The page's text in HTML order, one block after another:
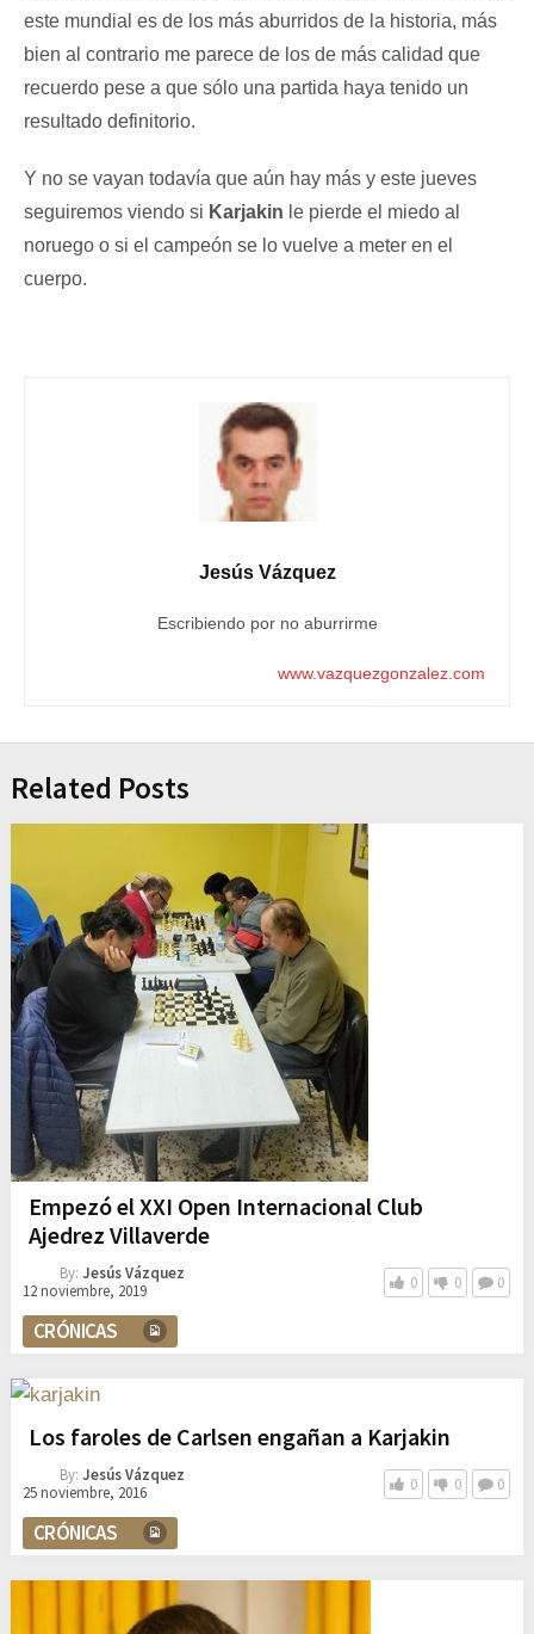
este mundial es de los más aburridos de la historia, más
bien al contrario me parece de los de más calidad que
recuerdo pese a que sólo una partida haya tenido un
resultado definitorio.
Y no se vayan todavía que aún hay más y este jueves
seguiremos viendo si Karjakin le pierde el miedo al
noruego o si el campeón se lo vuelve a meter en el
cuerpo.
Jesús Vázquez
Escribiendo por no aburrirme
www.vazquezgonzalez.com
Related Posts
Empezó el XXI Open Internacional Club
Ajedrez Villaverde
By: Jesús Vázquez
12 noviembre, 2019
0 0 0
CRÓNICAS
Los faroles de Carlsen engañan a Karjakin
By: Jesús Vázquez
25 noviembre, 2016
0 0 0
CRÓNICAS